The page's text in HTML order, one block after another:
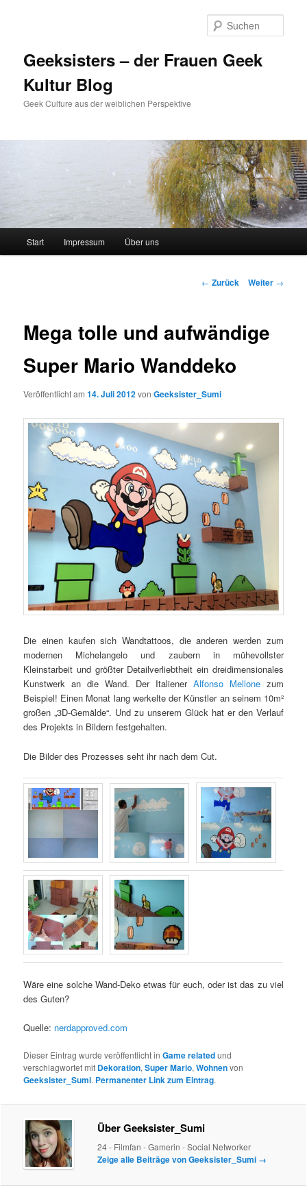
Geeksisters – der Frauen Geek
Kultur Blog
Geek Culture aus der weiblichen Perspektive
Start Impressum Über uns
Beitrags-
← Zurück Weiter →
Mega tolle und aufwändige
Super Mario Wanddeko
Veröffentlicht am14. Juli 2012vonGeeksister_Sumi
Die einen kaufen sich Wandtattoos, die anderen werden zum
modernen Michelangelo und zaubern in mühevollster
Kleinstarbeit und größter Detailverliebtheit ein dreidimensionales
Kunstwerk an die Wand. Der Italiener Alfonso Mellonezum
Beispiel! Einen Monat lang werkelte der Künstler an seinem 10m²
großen „3D-Gemälde“. Und zu unserem Glück hat er den Verlauf
des Projekts in Bildern festgehalten.
Die Bilder des Prozesses seht ihr nach dem Cut.
Wäre eine solche Wand-Deko etwas für euch, oder ist das zu viel
des Guten?
Quelle: nerdapproved.com
Dieser Eintrag wurde veröffentlicht inGame relatedund
verschlagwortet mit Dekoration,Super Mario,Wohnenvon
Geeksister_Sumi. Permanenter Link zum Eintrag.
Über Geeksister_Sumi
24 - Filmfan - Gamerin - Social Networker
Zeige alle Beiträge von Geeksister_Sumi →